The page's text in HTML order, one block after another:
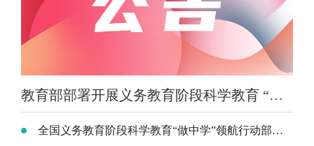
教育部部署开展义务教育阶段科学教育 “做中学”领航行动
全国义务教育阶段科学教育“做中学”领航行动部署会召开